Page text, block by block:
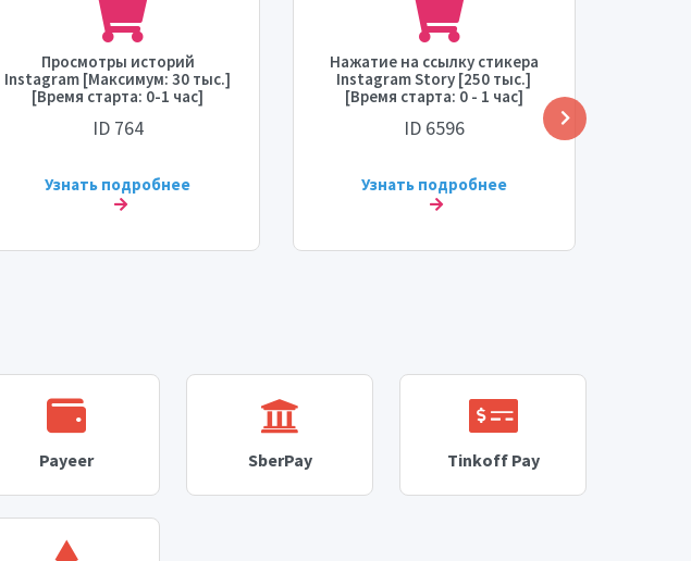
Просмотры историй
Instagram [Максимум: 30 тыс.]
[Время старта: 0-1 час]
[Скорость: 30 тыс./день]
ID 764
Узнать подробнее
Нажатие на ссылку стикера
Instagram Story [250 тыс.]
[Время старта: 0 - 1 час]
[Скорость: 250 тыс./день]
ID 6596
Узнать подробнее
Payeer SberPay Tinkoff Pay